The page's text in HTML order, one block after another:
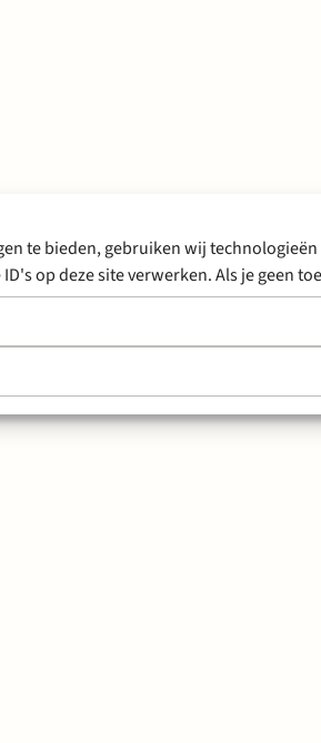
te bieden, gebruiken wij
op deze site verwerken. Als je geen